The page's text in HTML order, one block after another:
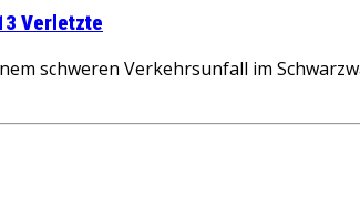
Verletzte
schweren Verkehrsunfall im